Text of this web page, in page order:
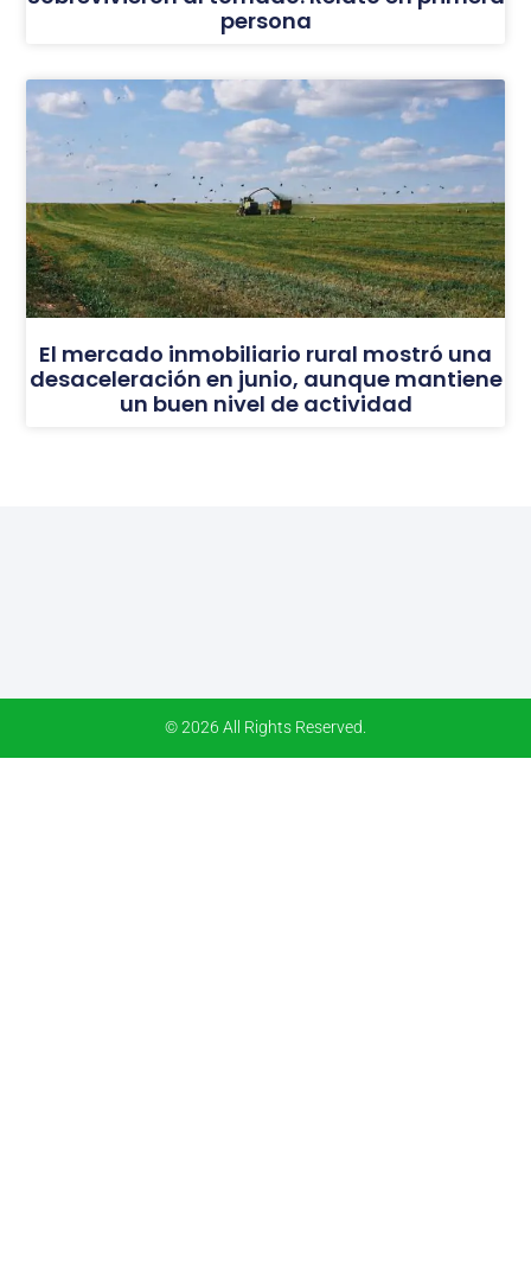
persona
El mercado inmobiliario rural mostró una
desaceleración en junio, aunque mantiene
un buen nivel de actividad
© 2026 All Rights Reserved.